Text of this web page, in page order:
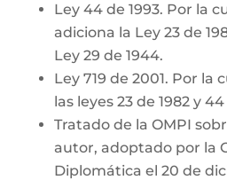
Ley 44 de 1993. Por la
adiciona la Ley 23 de
Ley 29 de 1944.
Ley 719 de 2001. Por la
las leyes 23 de 1982 y 44
Tratado de la OMPI
autor, adoptado por la
Diplomática el 20 de